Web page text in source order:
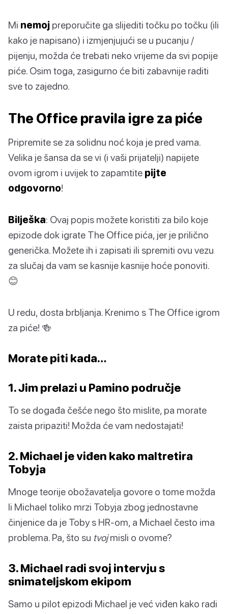
Mi nemoj preporučite ga slijediti točku po točku (ili
kako je napisano) i izmjenjujući se u pucanju /
pijenju, možda će trebati neko vrijeme da svi popije
piće. Osim toga, zasigurno će biti zabavnije raditi
sve to zajedno.
The Office pravila igre za piće
Pripremite se za solidnu noć koja je pred vama.
Velika je šansa da se vi (i vaši prijatelji) napijete
ovom igrom i uvijek to zapamtite pijte
odgovorno!
Bilješka: Ovaj popis možete koristiti za bilo koje
epizode dok igrate The Office pića, jer je prilično
generička. Možete ih i zapisati ili spremiti ovu vezu
za slučaj da vam se kasnije kasnije hoće ponoviti.
😊
U redu, dosta brbljanja. Krenimo s The Office igrom
za piće! 🍻
Morate piti kada…
1. Jim prelazi u Pamino područje
To se događa češće nego što mislite, pa morate
zaista pripaziti! Možda će vam nedostajati!
2. Michael je viđen kako maltretira
Tobyja
Mnoge teorije obožavatelja govore o tome možda
li Michael toliko mrzi Tobyja zbog jednostavne
činjenice da je Toby s HR-om, a Michael često ima
problema. Pa, što su tvojmisli o ovome?
3. Michael radi svoj intervju s
snimateljskom ekipom
Samo u pilot epizodi Michael je već viđen kako radi